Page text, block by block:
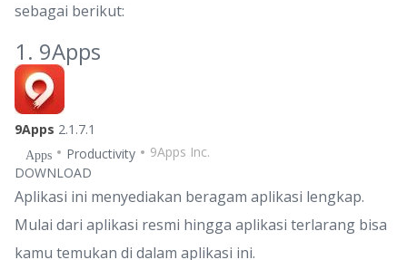
sebagai berikut:
1. 9Apps
9Apps 2.1.7.1
Apps Productivity
9Apps Inc.
DOWNLOAD
Aplikasi ini menyediakan beragam aplikasi lengkap.
Mulai dari aplikasi resmi hingga aplikasi terlarang bisa
kamu temukan di dalam aplikasi ini.